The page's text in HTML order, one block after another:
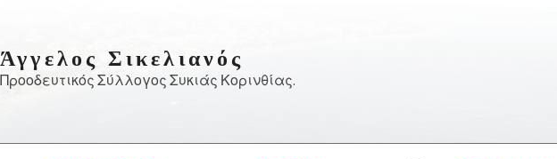
Άγγελος Σικελιανός
Προοδευτικός Σύλλογος Συκιάς Κορινθίας.